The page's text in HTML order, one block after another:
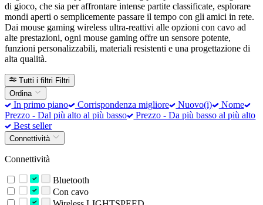
di gioco, che sia per affrontare intense partite classificate, esplorare
mondi aperti o semplicemente passare il tempo con gli amici in rete.
Dai mouse gaming wireless ultra-reattivi alle opzioni con cavo ad
alte prestazioni, ogni mouse gaming offre un sensore potente,
funzioni personalizzabili, materiali resistenti e una progettazione di
alta qualità.
Tutti i filtri Filtri
Ordina
In primo piano Corrispondenza migliore Nuovo(i)
Nome
Prezzo - Dal più alto al più basso
Prezzo - Da più basso al più alto
Best seller
Connettività
Connettività
Bluetooth
Con cavo